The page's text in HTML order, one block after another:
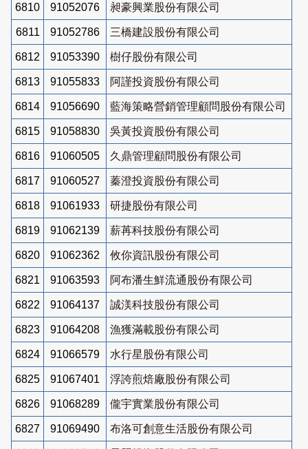
6810 91052076 昶豪興業股份有限公司
6811 91052786 三橋建設股份有限公司
6812 91053390 樹仔股份有限公司
6813 91055833 阿謹投資股份有限公司
6814 91056690 藍海策略營銷管理顧問股份有限公司
6815 91058830 吳黃投資股份有限公司
6816 91060505 久鼎管理顧問股份有限公司
6817 91060527 蓁澄投資股份有限公司
6818 91061933 研捷股份有限公司
6819 91062139 薪苒科技股份有限公司
6820 91062362 攸你資訊股份有限公司
6821 91063593 阿布潘生鮮流通股份有限公司
6822 91064137 誠渼科技股份有限公司
6823 91064208 漁獲滿載股份有限公司
6824 91066579 水行星股份有限公司
6825 91067401 浮誇煎焙廠股份有限公司
6826 91068289 儱宇實業股份有限公司
6827 91069490 布洛可創意生活股份有限公司